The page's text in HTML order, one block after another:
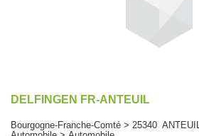
DELFINGEN FR-ANTEUIL
Bourgogne-Franche-Comté > 25340 ANTEUIL